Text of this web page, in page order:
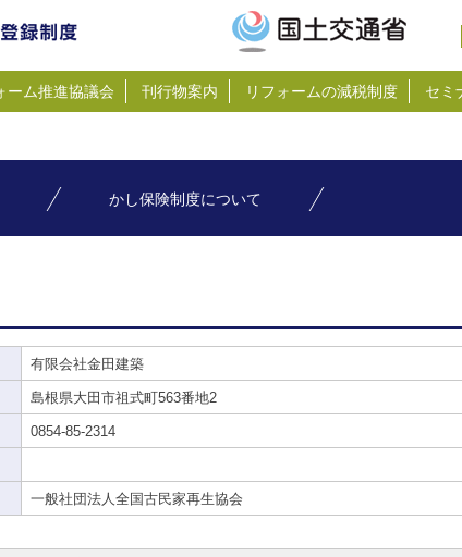
ーム推進協議会 刊行物案内 リフォームの減税制度 セミ
かし保険制度について
有限会社金田建築
島根県大田市祖式町563番地2
0854-85-2314
一般社団法人全国古民家再生協会